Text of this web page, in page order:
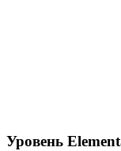
Уровень